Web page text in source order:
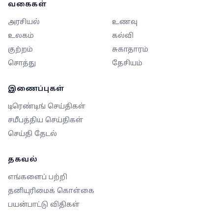
வகைகள்
அரசியல்
உணவு
உலகம்
கல்வி
குற்றம்
சுகாதாரம்
சொத்து
தேசியம்
இணைப்புகள்
டிரெண்டிங் செய்திகள்
சமீபத்திய செய்திகள்
செய்தி தேடல்
தகவல்
எங்களைப் பற்றி
தனியுரிமைக் கொள்கை
பயன்பாட்டு விதிகள்